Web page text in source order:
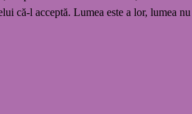
că-l acceptă. Lumea este a lor, lumea